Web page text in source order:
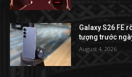
Galaxy S26 FE
tượng trước
August 4, 2026